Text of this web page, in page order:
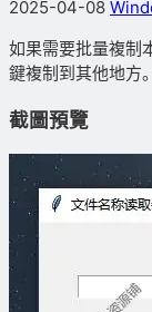
2025-04-08
如果需要批量複制
鍵複制到其他地方
截圖預覽